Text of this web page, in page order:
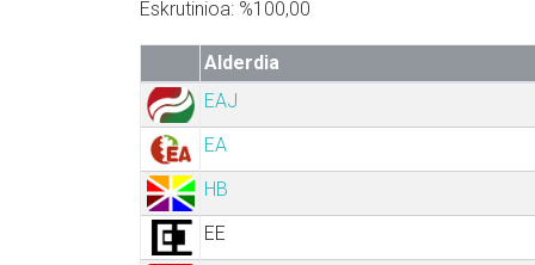
Eskrutinioa: %100,00
Alderdia
EAJ
EA
HB
EE